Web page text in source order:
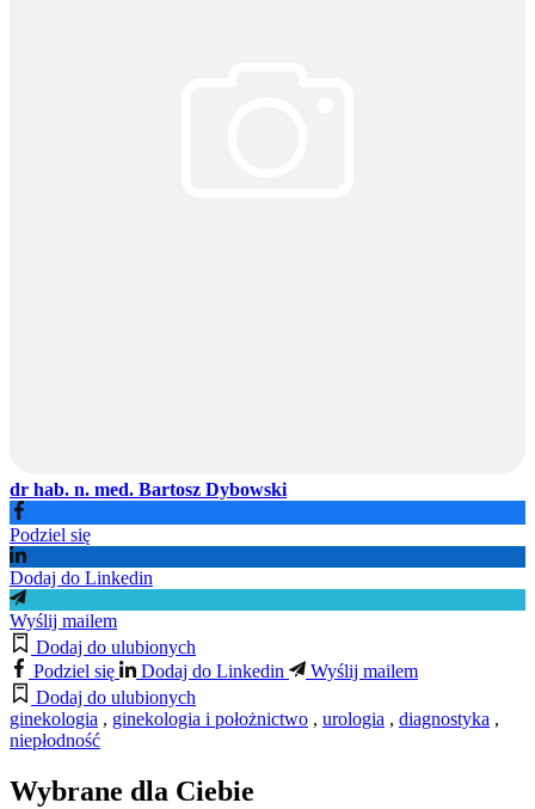
dr hab. n. med. Bartosz Dybowski
Podziel się
Dodaj do Linkedin
Wyślij mailem
Dodaj do ulubionych
Podziel się
Dodaj do Linkedin
Wyślij mailem
Dodaj do ulubionych
ginekologia , ginekologia i położnictwo , urologia , diagnostyka ,
niepłodność
Wybrane dla Ciebie